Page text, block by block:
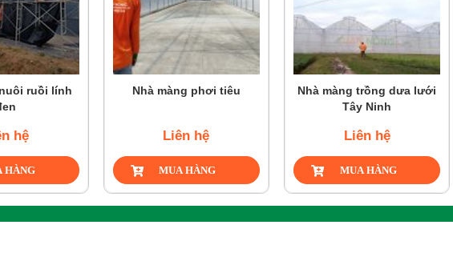
ruồi lính
hệ
Nhà màng phơi tiêu
Liên hệ
Nhà màng trồng dưa lưới
Tây Ninh
Liên hệ